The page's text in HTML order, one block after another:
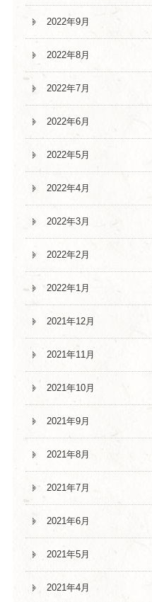
2022年9月
2022年8月
2022年7月
2022年6月
2022年5月
2022年4月
2022年3月
2022年2月
2022年1月
2021年12月
2021年11月
2021年10月
2021年9月
2021年8月
2021年7月
2021年6月
2021年5月
2021年4月